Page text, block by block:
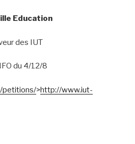
Education
des IUT
du 4/12/8
petitions/>http://www.iut-